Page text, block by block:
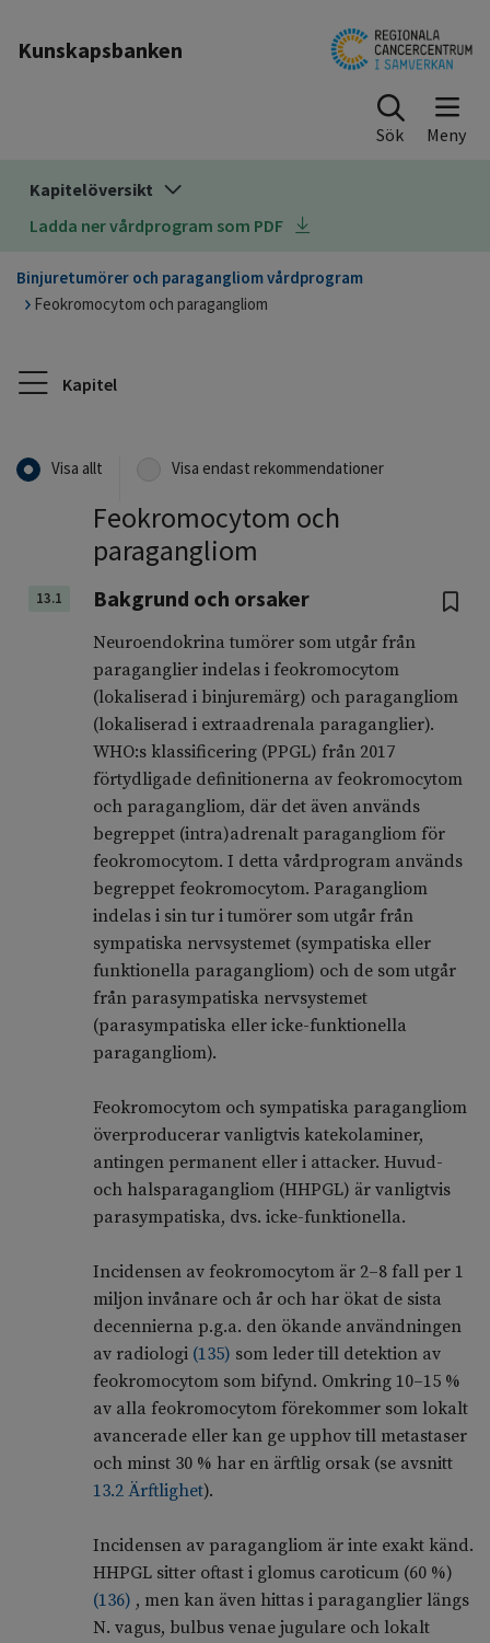
Kunskapsbanken
Sök
Kapitelöversikt
Ladda ner vårdprogram som PDF
Binjuretumörer och paragangliom vårdprogram
Feokromocytom och paragangliom
Kapitel
Visa allt Visa endast rekommendationer
Feokromocytom och
paragangliom
13.1 Bakgrund och orsaker
Neuroendokrina tumörer som utgår från
paraganglier indelas i feokromocytom
(lokaliserad i binjuremärg) och paragangliom
(lokaliserad i extraadrenala paraganglier).
WHO:s klassificering (PPGL) från 2017
förtydligade definitionerna av feokromocytom
och paragangliom, där det även används
begreppet (intra)adrenalt paragangliom för
feokromocytom. I detta vårdprogram används
begreppet feokromocytom. Paragangliom
indelas i sin tur i tumörer som utgår från
sympatiska nervsystemet (sympatiska eller
funktionella paragangliom) och de som utgår
från parasympatiska nervsystemet
(parasympatiska eller icke-funktionella
paragangliom).
Feokromocytom och sympatiska paragangliom
överproducerar vanligtvis katekolaminer,
antingen permanent eller i attacker. Huvud-
och halsparagangliom (HHPGL) är vanligtvis
parasympatiska, dvs. icke-funktionella.
Incidensen av feokromocytom är 2–8 fall per 1
miljon invånare och år och har ökat de sista
decennierna p.g.a. den ökande användningen
av radiologi (135) som leder till detektion av
feokromocytom som bifynd. Omkring 10–15 %
av alla feokromocytom förekommer som lokalt
avancerade eller kan ge upphov till metastaser
och minst 30 % har en ärftlig orsak (se avsnitt
13.2 Ärftlighet).
Incidensen av paragangliom är inte exakt känd.
HHPGL sitter oftast i glomus caroticum (60 %)
(136) , men kan även hittas i paraganglier längs
N. vagus, bulbus venae jugulare och lokalt